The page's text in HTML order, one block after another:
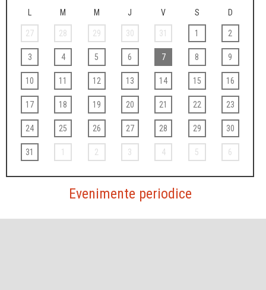
L M M J V S D
27 28 29 30 31 1 2
3 4 5 6 7 8 9
10 11 12 13 14 15 16
17 18 19 20 21 22 23
24 25 26 27 28 29 30
31 1 2 3 4 5 6
Evenimente periodice